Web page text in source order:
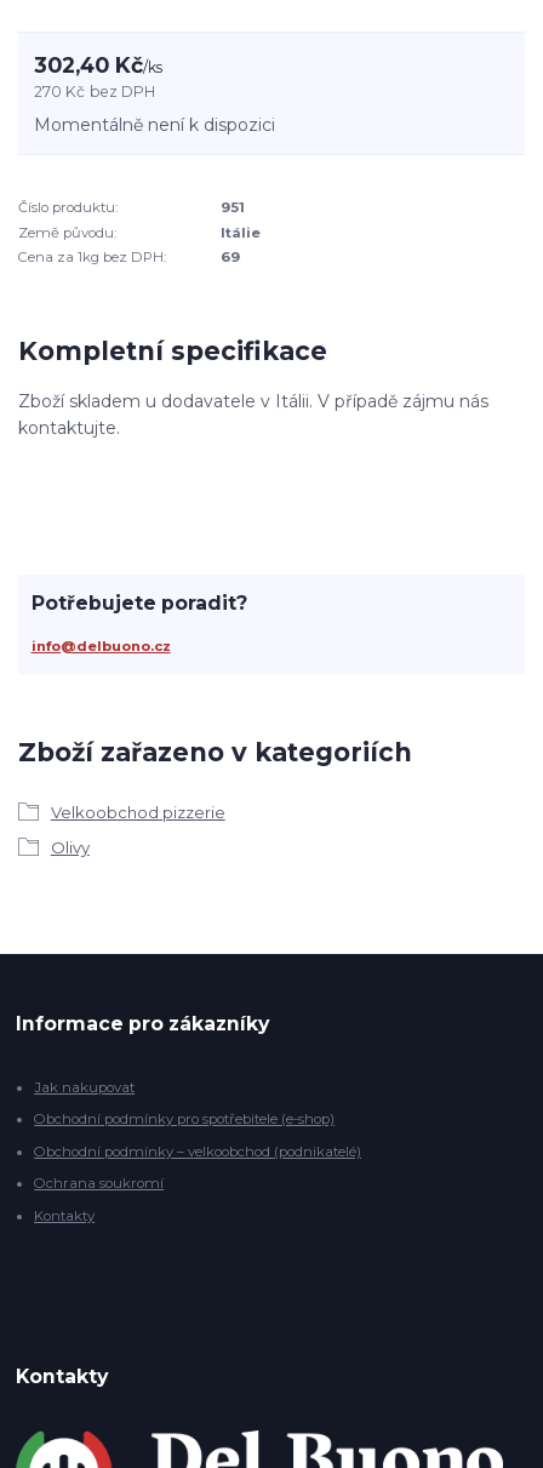
302,40 Kč/ks
270 Kč bez DPH
Momentálně není k dispozici
Číslo produktu:
951
Země původu:
Itálie
Cena za 1kg bez DPH:
69
Kompletní specifikace
Zboží skladem u dodavatele v Itálii. V případě zájmu nás
kontaktujte.
Zboží zařazeno v kategoriích
Velkoobchod pizzerie
Olivy
Potřebujete poradit?
info@delbuono.cz
Informace pro zákazníky
Jak nakupovat
Obchodní podmínky pro spotřebitele (e-shop)
Obchodní podmínky – velkoobchod (podnikatelé)
Ochrana soukromí
Kontakty
Kontakty